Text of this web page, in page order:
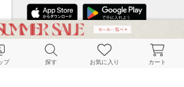
CUSTOMER SERVICE
プ 探す お気に入り カート